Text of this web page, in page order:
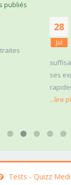
publiés
ARNAUD
qui vous regarde
pour être
et ferme si une
auscultation de bas
Tests - Quizz